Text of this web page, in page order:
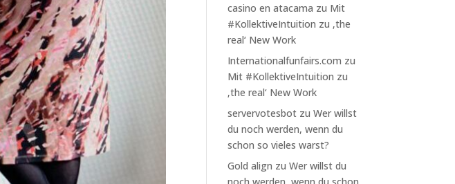
casino en atacama zu Mit
#KollektiveIntuition zu ‚the
real‘ New Work
Internationalfunfairs.com zu
Mit #KollektiveIntuition zu
‚the real‘ New Work
servervotesbot zuWer willst
du noch werden, wenn du
schon so vieles warst?
Gold align zuWer willst du